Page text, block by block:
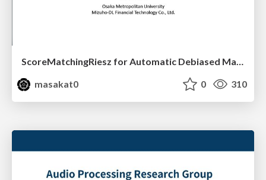
ScoreMatchingRiesz for Automatic Debiased Machine Learning and Policy Path Estimation with an Application to Japanese Monetary Policy Evaluation
masakat0
0 310